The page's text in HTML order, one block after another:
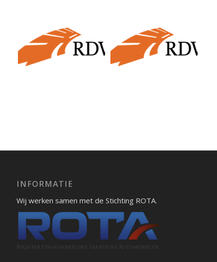
INFORMATIE
Wij werken samen met de Stichting ROTA.